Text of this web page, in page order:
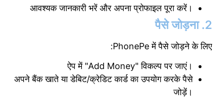
आवश्यक जानकारी भरें और अपना प्रोफाइल पूरा करें।
2. पैसे जोड़ना
PhonePe में पैसे जोड़ने के लिए:
ऐप में "Add Money" विकल्प पर जाएं।
अपने बैंक खाते या डेबिट/क्रेडिट कार्ड का उपयोग करके पैसे
जोड़ें।